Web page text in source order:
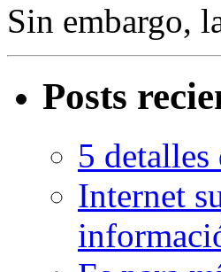
Sin embargo,
Posts
5
Internet